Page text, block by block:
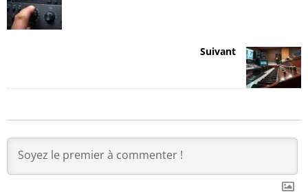
Suivant